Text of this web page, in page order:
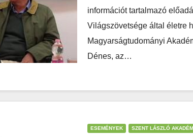
információt tartalmazó
Világszövetsége által életre
Magyarságtudományi
Dénes, az…
ESEMÉNYEK SZENT LÁSZLÓ